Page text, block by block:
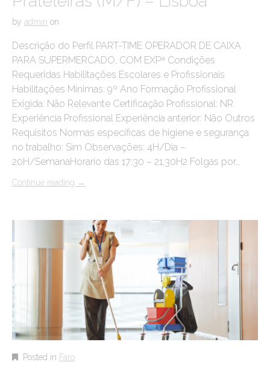
by admin on
Descrição do Perfil PART-TIME OPERADOR DE CAIXA
PARA SUPERMERCADO, COM EXPª Condições
Requeridas Habilitações Escolares e Profissionais
Habilitações Mínimas: 9º Ano Formação Profissional
Exigida: Não Relevante Certificação Profissional: NR
Experiência Profissional Experiência anterior: Não Outros
Requisitos Normas específicas de higiene e segurança
no trabalho: Sim Observações: 4H/Dia –
20H/SemanaHorario das 17:30 – 21:30H2 Folgas por…
Continue reading →
Posted in Faro